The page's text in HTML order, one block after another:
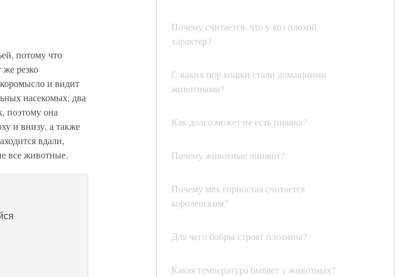
Почему считается, что у коз плохой
характер?
С каких пор кошки стали домашними
животными?
Как долго может не есть пиявка?
Почему животные линяют?
Почему мех горностая считается
королевским?
Для чего бобры строят плотины?
Какая температура бывает у животных?
потому что
же резко
коромысло и видит
насекомых, два
поэтому она
и внизу, а также
вдали,
все животные.